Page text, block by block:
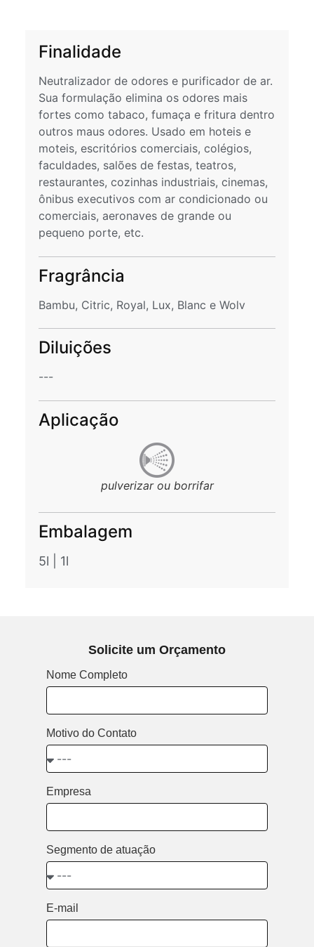
Finalidade
Neutralizador de odores e purificador de ar.
Sua formulação elimina os odores mais
fortes como tabaco, fumaça e fritura dentro
outros maus odores. Usado em hoteis e
moteis, escritórios comerciais, colégios,
faculdades, salões de festas, teatros,
restaurantes, cozinhas industriais, cinemas,
ônibus executivos com ar condicionado ou
comerciais, aeronaves de grande ou
pequeno porte, etc.
Fragrância
Bambu, Citric, Royal, Lux, Blanc e Wolv
Diluições
---
Aplicação
pulverizar ou borrifar
Embalagem
5l 1l
Solicite um Orçamento
Nome Completo
Motivo do Contato
Empresa
Segmento de atuação
E-mail